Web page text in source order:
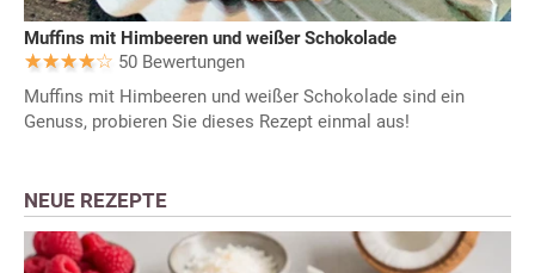
Muffins mit Himbeeren und weißer Schokolade
50 Bewertungen
Muffins mit Himbeeren und weißer Schokolade sind ein
Genuss, probieren Sie dieses Rezept einmal aus!
NEUE REZEPTE